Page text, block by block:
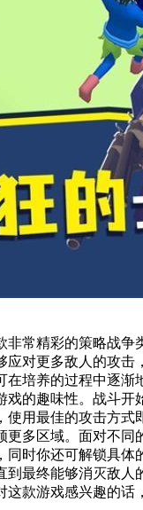
常精彩的策略战争
应对更多敌人的攻击
在培养的过程中逐渐
戏的趣味性。战斗开
使用最佳的攻击方式
更多区域。面对不同
同时你还可解锁具体
到最终能够消灭敌人
这款游戏感兴趣的话